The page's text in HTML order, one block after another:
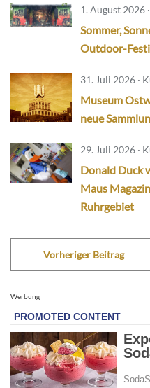
1. August 2026
Sommer,
Outdoor-
31. Juli 2026 ·
Museum
neue
29. Juli 2026 ·
Donald Duck
Maus
Ruhrgebiet
Vorheriger Beitrag
Werbung